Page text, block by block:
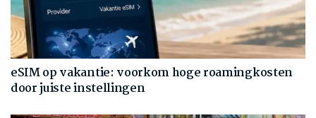
eSIM op vakantie: voorkom hoge roamingkosten
door juiste instellingen